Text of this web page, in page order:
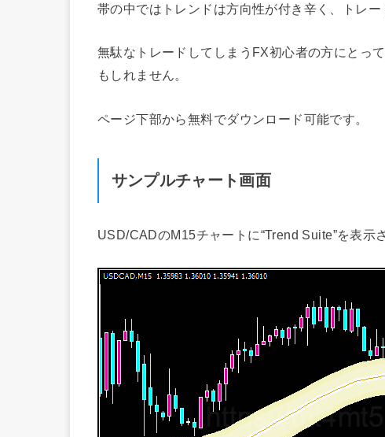
帯の中ではトレンドは方向性が付き辛く、トレ
無駄なトレードしてしまうFX初心者の方にとっ
もしれません。
ページ下部から無料でダウンロード可能です。
サンプルチャート画面
USD/CADのM15チャートに“Trend Suite”を表示